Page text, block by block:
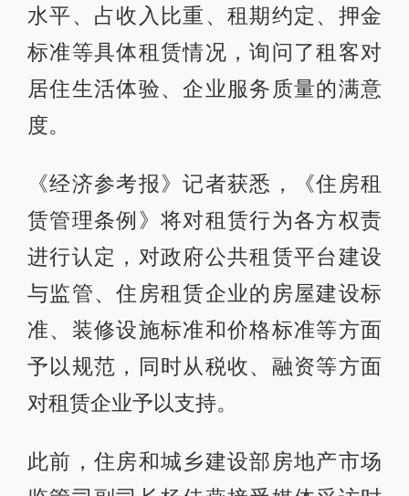
水平、占收入比重、租期约定、押金
标准等具体租赁情况，询问了租客对
居住生活体验、企业服务质量的满意
度。
《经济参考报》记者获悉，《住房租
赁管理条例》将对租赁行为各方权责
进行认定，对政府公共租赁平台建设
与监管、住房租赁企业的房屋建设标
准、装修设施标准和价格标准等方面
予以规范，同时从税收、融资等方面
对租赁企业予以支持。
此前，住房和城乡建设部房地产市场